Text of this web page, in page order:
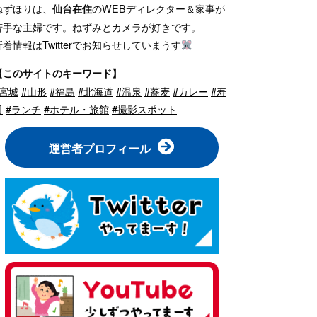
ほりは、 仙台在住のWEBディレクター＆家事が
な主婦です。ねずみとカメラが好きです。
着情報はTwitterでお知らせしていまうす
このサイトのキーワード】
城#山形#福島 #北海道 #温泉 #蕎麦#カレー #寿
#ランチ #ホテル・旅館#撮影スポット
運営者プロフィール